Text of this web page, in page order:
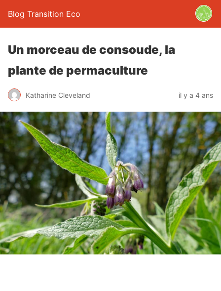
Blog Transition Eco
Un morceau de consoude, la
plante de permaculture
Katharine Cleveland il y a 4 ans